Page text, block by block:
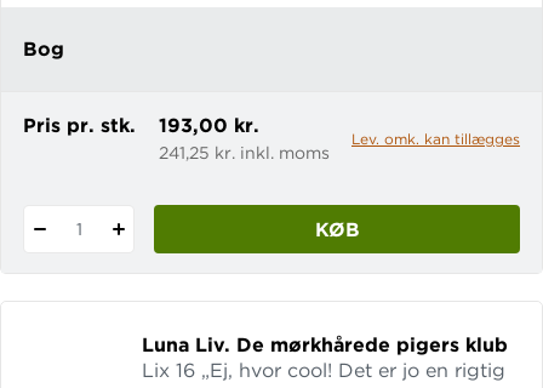
Bog
Pris pr. stk. 193,00 kr.
241,25 kr. inkl. moms
Lev. omk. kan tillægges
1 KØB
Luna Liv. De mørkhårede pigers klub
Lix 16 „Ej, hvor cool! Det er jo en rigtig